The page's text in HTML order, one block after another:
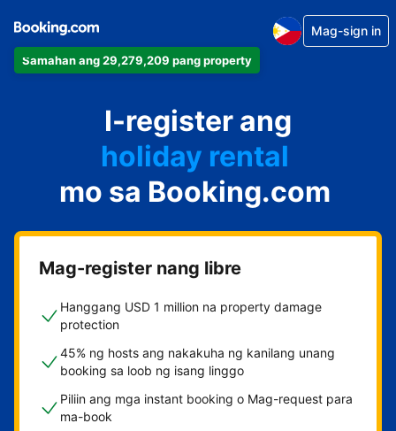
Samahan ang 29,279,209 pang property
Mag-sign in
I-register ang
apartment
hotel
holiday rental
guest house
bed and breakfast
mo sa Booking.com
Mag-register nang libre
Hanggang USD 1 million na property damage
protection
45% ng hosts ang nakakuha ng kanilang unang
booking sa loob ng isang linggo
Piliin ang mga instant booking o Mag-request para
ma-book